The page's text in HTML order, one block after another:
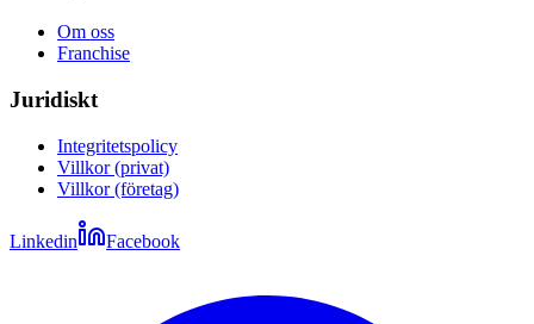
Om oss
Franchise
Juridiskt
Integritetspolicy
Villkor (privat)
Villkor (företag)
Linkedin Facebook